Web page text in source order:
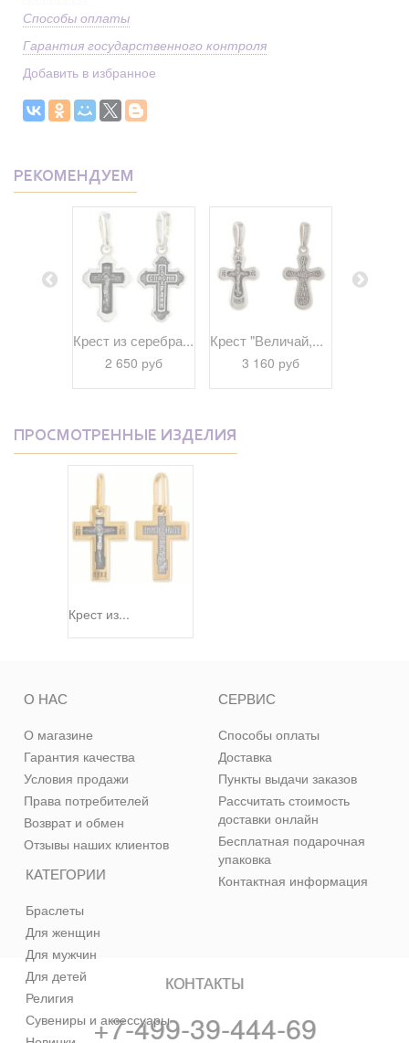
Способы оплаты
Гарантия государственного контроля
Добавить в избранное
РЕКОМЕНДУЕМ
Крест из серебра...
2 650 руб
Крест "Величай,...
3 160 руб
ПРОСМОТРЕННЫЕ ИЗДЕЛИЯ
Крест из...
КАТЕГОРИИ
Браслеты
Для женщин
Для мужчин
Для детей
Религия
Сувениры и аксессуары
О НАС
О магазине
Гарантия качества
Условия продажи
Права потребителей
Возврат и обмен
Отзывы наших клиентов
СЕРВИС
Способы оплаты
Доставка
Пункты выдачи заказов
Рассчитать стоимость
доставки онлайн
Бесплатная подарочная
упаковка
Контактная информация
КОНТАКТЫ
+7-499-39-444-69